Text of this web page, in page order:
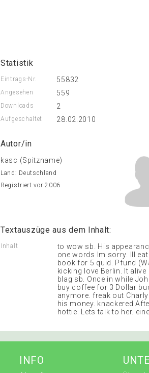
Statistik
Eintrags-Nr. 55832
Angesehen 559
Downloads 2
Aufgeschaltet 28.02.2010
Autor/in
kasc (Spitzname)
Land: Deutschland
Registriert vor 2006
Textauszüge aus dem Inhalt:
Inhalt
to wow sb. His
one words Im sorry. Ill
book for 5 quid. Pfund
kicking love Berlin. It
blag sb. Once in while
buy coffee for 3 Dollar
anymore. freak out
his money. knackered
hottie. Lets talk to her.
INFO